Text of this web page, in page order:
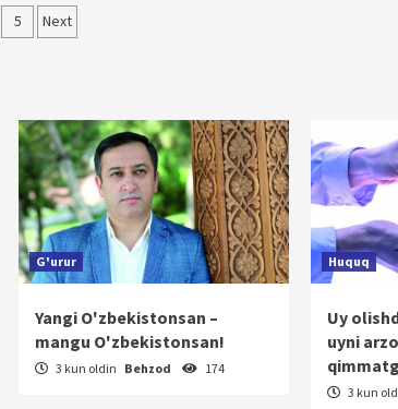
5 Next
G'urur
Yangi O'zbekistonsan –
mangu O'zbekistonsan!
3 kun oldin Behzod 174
Huquq
Uy
uyni
3 kun